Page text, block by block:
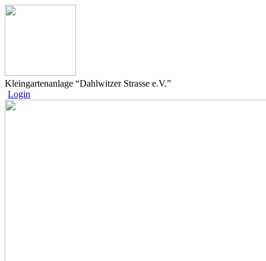
Kleingartenanlage “Dahlwitzer Strasse e.V.”
Login